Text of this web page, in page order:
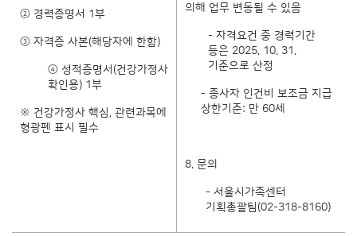
② 경력증명서 1부
③ 자격증 사본(해당자에 한함)
④ 성적증명서(건강가정사
확인용) 1부
※ 건강가정사 핵심, 관련과목에
형광펜 표시 필수
의해 업무 변동될 수 있음
- 자격요건 중 경력기간
등은 2025. 10. 31.
기준으로 산정
- 종사자 인건비 보조금 지급
상한기준: 만 60세
8. 문의
- 서울시가족센터
기획총괄팀(02-318-8160)